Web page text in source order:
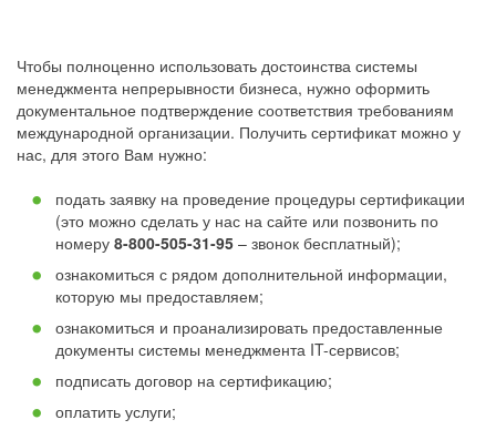
Чтобы полноценно использовать достоинства системы
менеджмента непрерывности бизнеса, нужно оформить
документальное подтверждение соответствия требованиям
международной организации. Получить сертификат можно у
нас, для этого Вам нужно:
подать заявку на проведение процедуры сертификации
(это можно сделать у нас на сайте или позвонить по
номеру 8-800-505-31-95 – звонок бесплатный);
ознакомиться с рядом дополнительной информации,
которую мы предоставляем;
ознакомиться и проанализировать предоставленные
документы системы менеджмента IT-сервисов;
подписать договор на сертификацию;
оплатить услуги;